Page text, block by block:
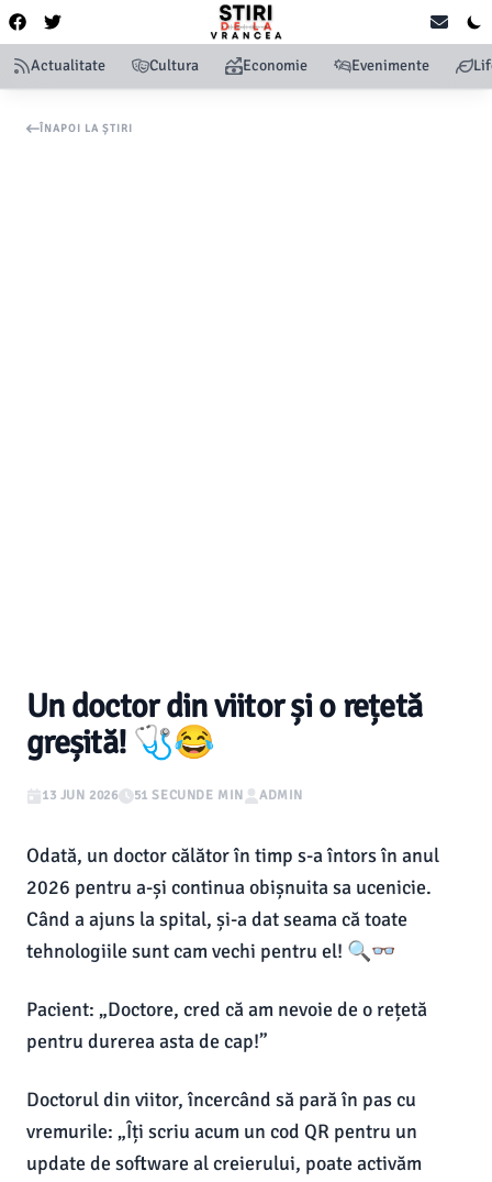
Actualitate Cultura Economie Evenimente
ÎNAPOI LA ȘTIRI
Un doctor din viitor și o rețetă
greșită! 🩺😂
13 JUN 2026 51 SECUNDE MIN ADMIN
Odată, un doctor călător în timp s-a întors în anul
2026 pentru a-și continua obișnuita sa ucenicie.
Când a ajuns la spital, și-a dat seama că toate
tehnologiile sunt cam vechi pentru el! 🔍👓
Pacient: „Doctore, cred că am nevoie de o rețetă
pentru durerea asta de cap!”
Doctorul din viitor, încercând să pară în pas cu
vremurile: „Îți scriu acum un cod QR pentru un
update de software al creierului, poate activăm